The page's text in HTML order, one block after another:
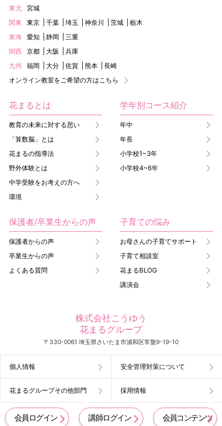
東北
宮城
関東
東京 千葉 埼玉 神奈川 茨城
栃木
東海
愛知 静岡
三重
関西
京都 大阪
兵庫
九州
福岡 大分 佐賀 熊本
長崎
オンライン教室をご希望の方はこちら
花まるとは
教育の未来に対する思い
「算数脳」とは
花まるの指導法
野外体験とは
中学受験をお考えの方へ
環境
学年別コース紹介
年中
年長
小学校1~3年
小学校4~6年
保護者/卒業生からの声
保護者からの声
卒業生からの声
よくある質問
子育ての悩み
お母さんの子育てサポート
子育て相談室
花まるBLOG
講演会
株式会社こうゆう
花まるグループ
〒330-0061 埼玉県さいたま市浦和区常盤9-19-10
個人情報 安全管理対策について
花まるグループその他部門 採用情報
会員ログイン 講師ログイン 会員コンテンツ